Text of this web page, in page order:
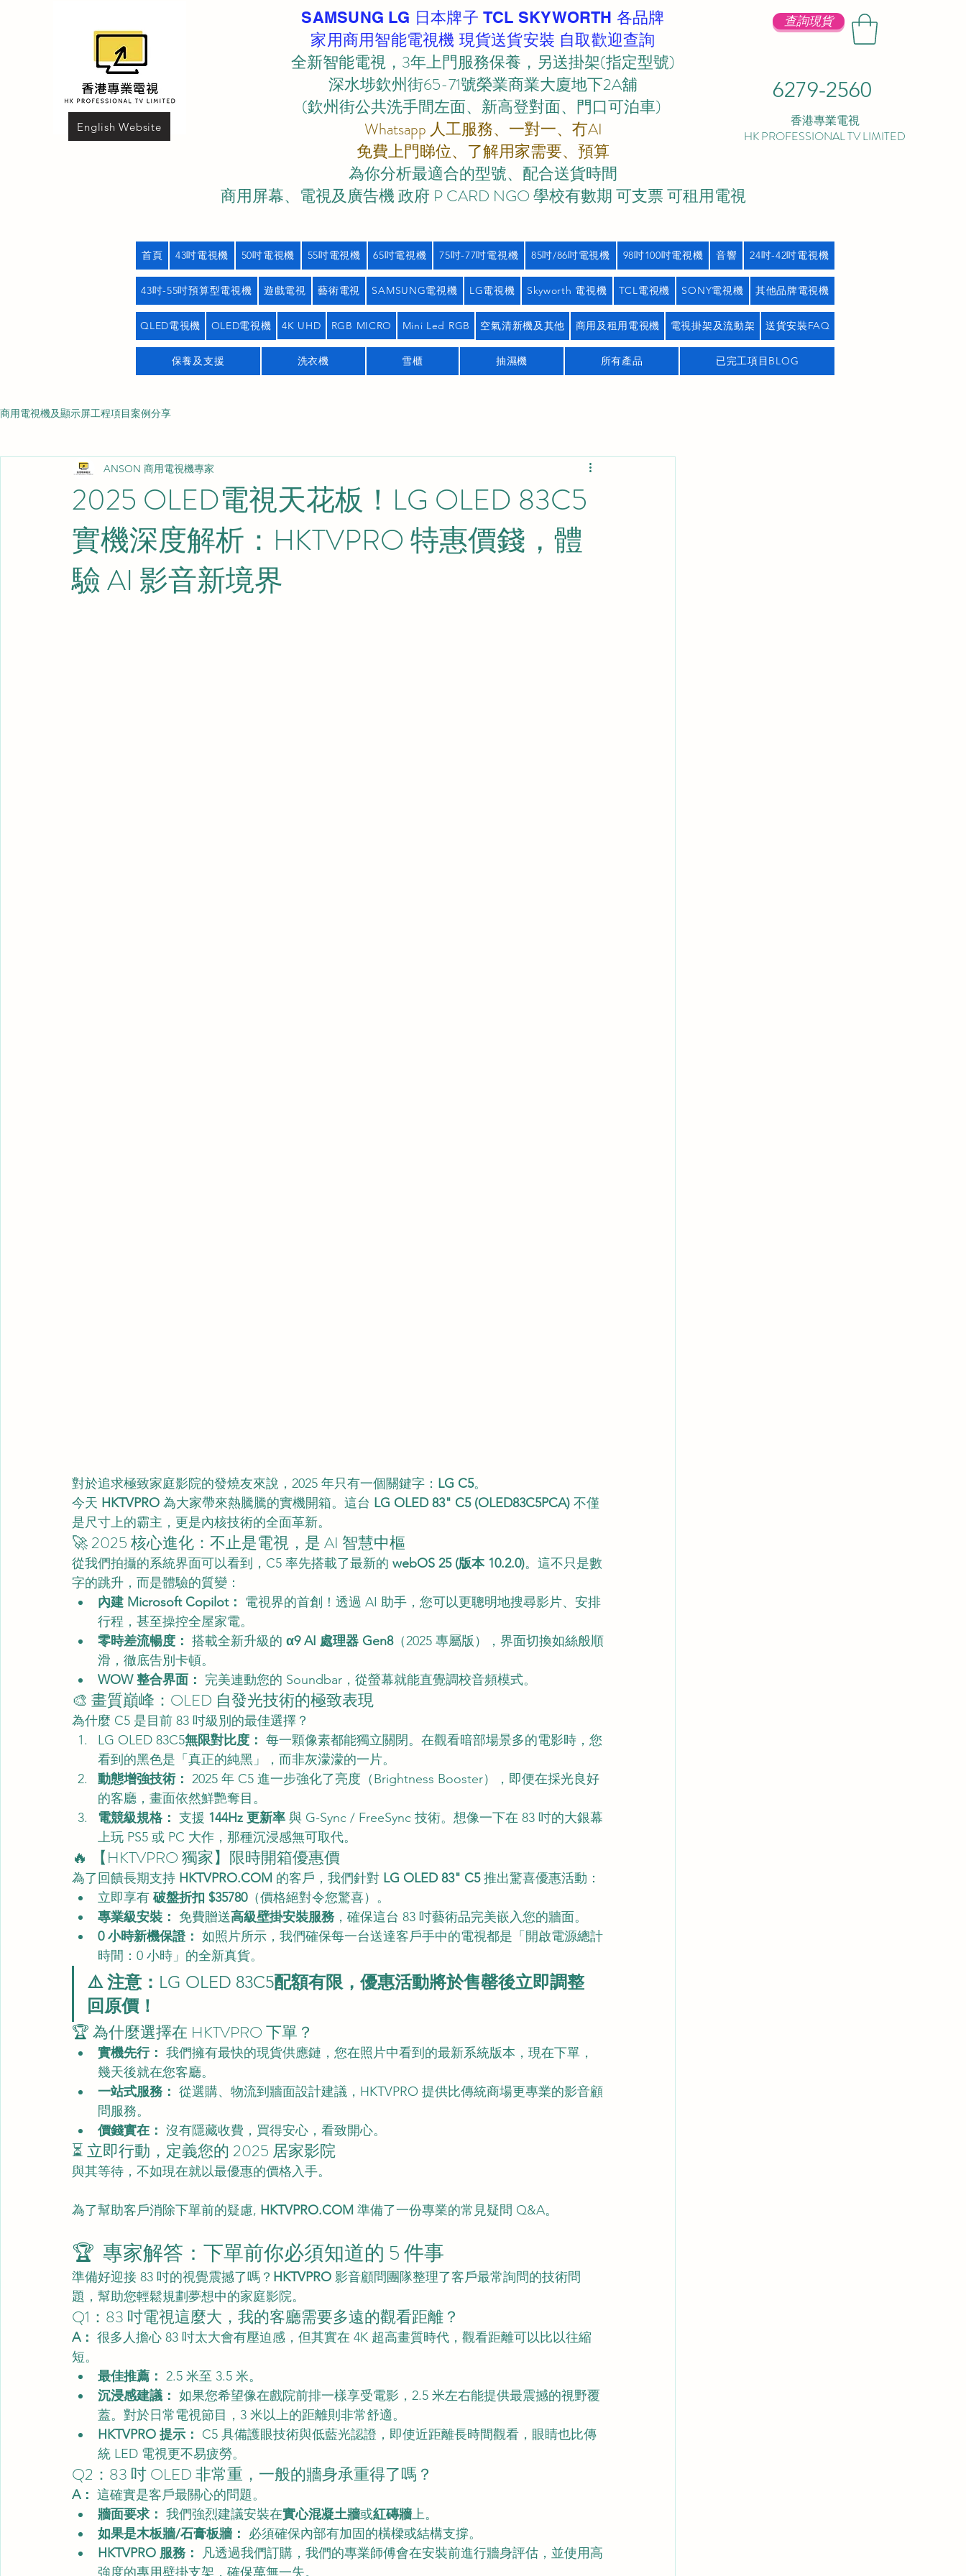
English Website
查詢現貨
6279-2560
香港專業電視
HK PROFESSIONAL TV LIMITED
SAMSUNG LG 日本牌子 TCL SKYWORTH 各品牌
家用商用智能電視機 現貨送貨安裝 自取歡迎查詢
全新智能電視，3年上門服務保養，另送掛架(指定型號)
深水埗欽州街65-71號榮業商業大廈地下2A舖
(欽州街公共洗手間左面、新高登對面、門口可泊車) ​
Whatsapp 人工服務、一對一、冇AI
免費上門睇位、了解用家需要、預算
為你分析最適合的型號、配合送貨時間
商用屏幕、電視及廣告機 政府 P CARD NGO 學校有數期 可支票 可租用電視
首頁 43吋電視機 50吋電視機 55吋電視機 65吋電視機 75吋-77吋電視機 85吋/86吋電視機 98吋100吋電視機 音響 24吋-42吋電視機
43吋-55吋預算型電視機 遊戲電視 藝術電視 SAMSUNG電視機 LG電視機 Skyworth 電視機 TCL電視機 SONY電視機 其他品牌電視機
QLED電視機 OLED電視機 4K UHD RGB MICRO Mini Led RGB 空氣清新機及其他 商用及租用電視機 電視掛架及流動架 送貨安裝FAQ
保養及支援 洗衣機 雪櫃 抽濕機 所有產品 已完工項目BLOG
商用電視機及顯示屏工程項目案例分享
2025 OLED電視天花板！LG OLED 83C5
實機深度解析：HKTVPRO 特惠價錢，體
驗 AI 影音新境界
ANSON 商用電視機專家
對於追求極致家庭影院的發燒友來說，2025 年只有一個關鍵字： LG C5。
今天 HKTVPRO 為大家帶來熱騰騰的實機開箱。這台 LG OLED 83" C5 (OLED83C5PCA) 不僅
是尺寸上的霸主，更是內核技術的全面革新。
🚀 2025 核心進化：不止是電視，是 AI 智慧中樞
從我們拍攝的系統界面可以看到，C5 率先搭載了最新的 webOS 25 (版本 10.2.0)。這不只是數
字的跳升，而是體驗的質變：
內建 Microsoft Copilot： 電視界的首創！透過 AI 助手，您可以更聰明地搜尋影片、安排
行程，甚至操控全屋家電。
零時差流暢度： 搭載全新升級的 α9 AI 處理器 Gen8（2025 專屬版），界面切換如絲般順
滑，徹底告別卡頓。
WOW 整合界面： 完美連動您的 Soundbar，從螢幕就能直覺調校音頻模式。
🎨 畫質巔峰：OLED 自發光技術的極致表現
為什麼 C5 是目前 83 吋級別的最佳選擇？
LG OLED 83C5無限對比度： 每一顆像素都能獨立關閉。在觀看暗部場景多的電影時，您
看到的黑色是「真正的純黑」，而非灰濛濛的一片。
動態增強技術： 2025 年 C5 進一步強化了亮度（Brightness Booster），即便在採光良好
的客廳，畫面依然鮮艷奪目。
電競級規格： 支援 144Hz 更新率 與 G-Sync / FreeSync 技術。想像一下在 83 吋的大銀幕
上玩 PS5 或 PC 大作，那種沉浸感無可取代。
🔥 【HKTVPRO 獨家】限時開箱優惠價
為了回饋長期支持 HKTVPRO.COM 的客戶，我們針對 LG OLED 83" C5 推出驚喜優惠活動：
立即享有 破盤折扣 $35780（價格絕對令您驚喜）。
專業級安裝： 免費贈送高級壁掛安裝服務 ，確保這台 83 吋藝術品完美嵌入您的牆面。
0 小時新機保證： 如照片所示，我們確保每一台送達客戶手中的電視都是「開啟電源總計
時間：0 小時」的全新真貨。
⚠️ 注意： LG OLED 83C5配額有限，優惠活動將於售罄後立即調整
回原價！
🏆 為什麼選擇在 HKTVPRO 下單？
實機先行： 我們擁有最快的現貨供應鏈，您在照片中看到的最新系統版本，現在下單，
幾天後就在您客廳。
一站式服務： 從選購、物流到牆面設計建議，HKTVPRO 提供比傳統商場更專業的影音顧
問服務。
價錢實在： 沒有隱藏收費，買得安心，看致開心。
⏳ 立即行動，定義您的 2025 居家影院
與其等待，不如現在就以最優惠的價格入手。
為了幫助客戶消除下單前的疑慮, HKTVPRO.COM 準備了一份專業的常見疑問 Q&A。
🏆  專家解答：下單前你必須知道的 5 件事
準備好迎接 83 吋的視覺震撼了嗎？ HKTVPRO 影音顧問團隊整理了客戶最常詢問的技術問
題，幫助您輕鬆規劃夢想中的家庭影院。
Q1：83 吋電視這麼大，我的客廳需要多遠的觀看距離？
A： 很多人擔心 83 吋太大會有壓迫感，但其實在 4K 超高畫質時代，觀看距離可以比以往縮
短。
最佳推薦： 2.5 米至 3.5 米。
沉浸感建議： 如果您希望像在戲院前排一樣享受電影，2.5 米左右能提供最震撼的視野覆
蓋。對於日常電視節目，3 米以上的距離則非常舒適。
HKTVPRO 提示： C5 具備護眼技術與低藍光認證，即使近距離長時間觀看，眼睛也比傳
統 LED 電視更不易疲勞。
Q2：83 吋 OLED 非常重，一般的牆身承重得了嗎？
A： 這確實是客戶最關心的問題。
牆面要求： 我們強烈建議安裝在實心混凝土牆或紅磚牆上。
如果是木板牆/石膏板牆： 必須確保內部有加固的橫樑或結構支撐。
HKTVPRO 服務：
凡透過我們訂購，我們的專業師傅會在安裝前進行牆身評估，並使用高
強度的專用壁掛支架，確保萬無一失。